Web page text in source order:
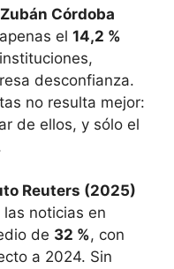
Zubán Córdoba
el 14,2 %
desconfianza.
no resulta mejor:
de ellos, y sólo el
Reuters (2025)
noticias en
de 32 %, con
a 2024. Sin